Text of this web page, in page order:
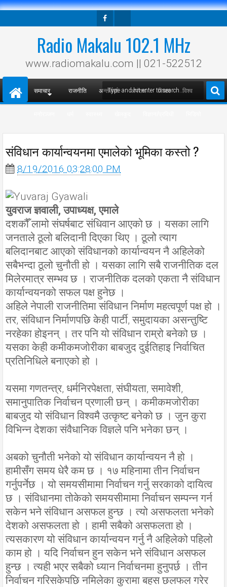
Radio Makalu 102.1 MHz
www.radiomakalu.com || 021-522512
समाचार राजनीति अन्तर्वार्ता अपराध विचार विश्व
संविधान कार्यान्वयनमा एमालेको भूमिका कस्तो ?
8/19/2016 03:28:00 PM
युवराज ज्ञवाली, उपाध्यक्ष, एमाले
दशकौँ लामो संघर्षबाट संधिवान आएको छ । यसका लागि
जनताले ठूलो बलिदानी दिएका थिए । ठूलोे त्याग
बलिदानबाट आएको संविधानको कार्यान्वयन नै अहिलेको
सबैभन्दा ठूलो चुनौती हो । यसका लागि सबै राजनीतिक दल
मिलेरमात्र सम्भव छ । राजनीतिक दलको एकता नै संविधान
कार्यान्वयनको सफल पक्ष हुनेछ ।
अहिले नेपाली राजनीतिमा संविधान निर्माण महत्वपूर्ण पक्ष हो ।
तर, संविधान निर्माणपछि केही पार्टी, समुदायका असन्तुष्टि
नरहेका होइनन् । तर पनि यो संविधान राम्रो बनेको छ ।
यसका केही कमीकमजोरीका बाबजुद दुईतिहाइ निर्वाचित
प्रतिनिधिले बनाएको हो ।
यसमा गणतन्त्र, धर्मनिरपेक्षता, संघीयता, समावेशी,
समानुपातिक निर्वाचन प्रणाली छन् । कमीकमजोरीका
बाबजुद यो संविधान विश्वमै उत्कृष्ट बनेको छ । जुन कुरा
विभिन्न देशका संवैधानिक विज्ञले पनि भनेका छन् ।
अबको चुनौती भनेको यो संविधान कार्यान्वयन नै हो ।
हामीसँग समय धेरै कम छ । १७ महिनामा तीन निर्वाचन
गर्नुपर्नेछ । यो समयसीमामा निर्वाचन गर्नु सरकाको दायित्व
छ । संविधानमा तोकेको समयसीमामा निर्वाचन सम्पन्न गर्न
सकेन भने संविधान असफल हुन्छ । त्यो असफलता भनेको
देशको असफलता हो । हामी सबैको असफलता हो ।
त्यसकारण यो संविधान कार्यान्वयन गर्नु नै अहिलेको पहिलो
काम हो । यदि निर्वाचन हुन सकेन भने संविधान असफल
हुन्छ । त्यही भएर सबैको ध्यान निर्वाचनमा हुनुपर्छ । तीन
निर्वाचन गरिसकेपछि नमिलेका कुरामा बहस छलफल गरेर